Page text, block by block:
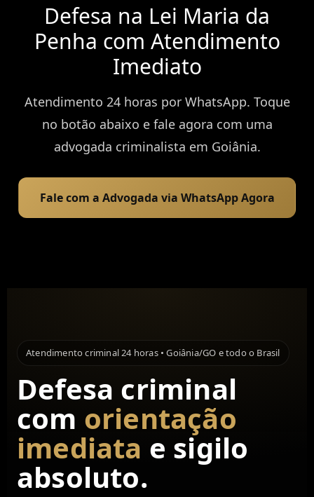
Defesa na Lei Maria da
Penha com Atendimento
Imediato
Atendimento 24 horas por WhatsApp. Toque
no botão abaixo e fale agora com uma
advogada criminalista em Goiânia.
Fale com a Advogada via WhatsApp Agora
Atendimento criminal 24 horas • Goiânia/GO e todo o Brasil
Defesa criminal
com orientação
imediata e sigilo
absoluto.